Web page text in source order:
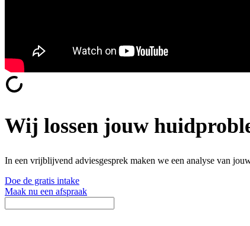
Wij lossen jouw
In een vrijblijvend adviesgesprek maken we een analyse van
Doe de gratis intake
Maak nu een afspraak